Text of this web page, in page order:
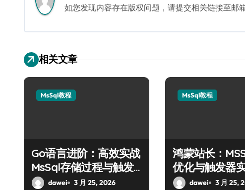
如您发现内容存在版权问题，请提交相关链接至邮
相关文章
MsSql教程
Go语言进阶：高效实战
MsSql存储过程与触发
器
dawei 3 月 25, 2026
MsSql教程
鸿蒙站长：
优化与触发器
dawei 3 月 25,